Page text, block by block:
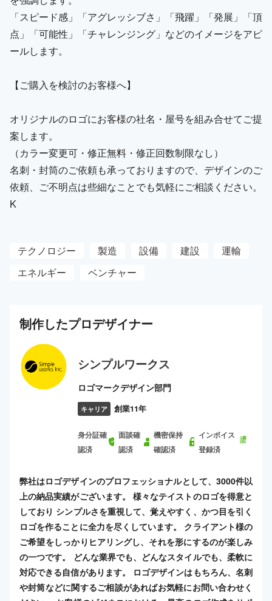
「スピード感」「アグレッシブさ」「飛躍」「発展」「頂
点」「可能性」「チャレンジング」などのイメージをアピ
ールします。
【ご購入を検討のお客様へ】
オリジナルのロゴにお客様の社名・屋号を組み合せてご提
案します。
（カラー変更可・修正無料・修正回数制限なし）
名刺・封筒のご依頼も承っておりますので、デザインのご
依頼、ご不明点は些細なことでも気軽にご相談ください。
K
テクノロジー 製造 設備 建設
運輸
エネルギー
ベンチャー
制作したプロデザイナー
シンプルワークス
ロゴマークデザイン部門
キャリア 創業11年
身分証確
認済
面談確
認済
機密保持
確認済
インボイス
登録済
弊社はロゴデザインのプロフェッショナルとして、3000件以
上の納品実績がございます。 様々なテイストのロゴを得意と
しており シンプルさを重視して、覚えやすく、かつ目を引く
ロゴを作ることに全力を尽くしています。 クライアント様の
ご希望をしっかりヒアリングし、それを形にするのが楽しみ
の一つです。 どんな業界でも、どんなスタイルでも、柔軟に
対応できる自信があります。 ロゴデザインはもちろん、名刺
や封筒などに関するご相談があればお気軽にお問い合わせく